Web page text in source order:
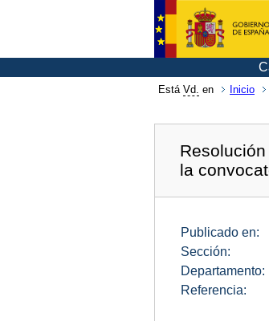
Está Vd. en Inicio
la
Publicado en:
Sección:
Departamento:
Referencia: